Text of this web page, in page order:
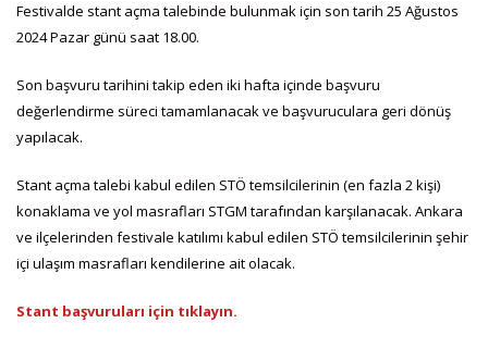
Festivalde stant açma talebinde bulunmak için son tarih 25 Ağustos
2024 Pazar günü saat 18.00.
Son başvuru tarihini takip eden iki hafta içinde başvuru
değerlendirme süreci tamamlanacak ve başvuruculara geri dönüş
yapılacak.
Stant açma talebi kabul edilen STÖ temsilcilerinin (en fazla 2 kişi)
konaklama ve yol masrafları STGM tarafından karşılanacak. Ankara
ve ilçelerinden festivale katılımı kabul edilen STÖ temsilcilerinin şehir
içi ulaşım masrafları kendilerine ait olacak.
Stant başvuruları için tıklayın.